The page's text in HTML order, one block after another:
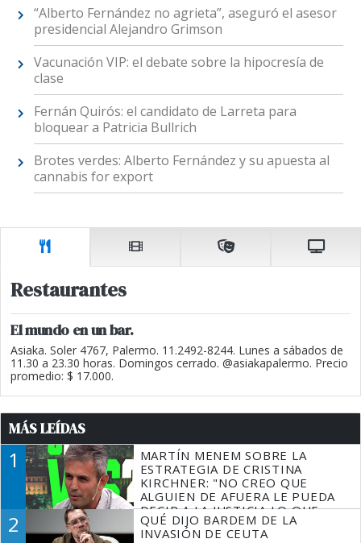
“Alberto Fernández no agrieta”, aseguró el asesor
presidencial Alejandro Grimson
Vacunación VIP: el debate sobre la hipocresía de
clase
Fernán Quirós: el candidato de Larreta para
bloquear a Patricia Bullrich
Brotes verdes: Alberto Fernández y su apuesta al
cannabis for export
Restaurantes
El mundo en un bar.
Asiaka. Soler 4767, Palermo. 11.2492-8244. Lunes a sábados de
11.30 a 23.30 horas. Domingos cerrado. @asiakapalermo. Precio
promedio: $ 17.000.
MÁS LEÍDAS
1
MARTÍN MENEM SOBRE LA
ESTRATEGIA DE CRISTINA
KIRCHNER: "NO CREO QUE
ALGUIEN DE AFUERA LE PUEDA
DECIR A LA JUSTICIA LO QUE
TIENE QUE HACER"
2
QUÉ DIJO BARDEM DE LA
INVASIÓN DE CEUTA